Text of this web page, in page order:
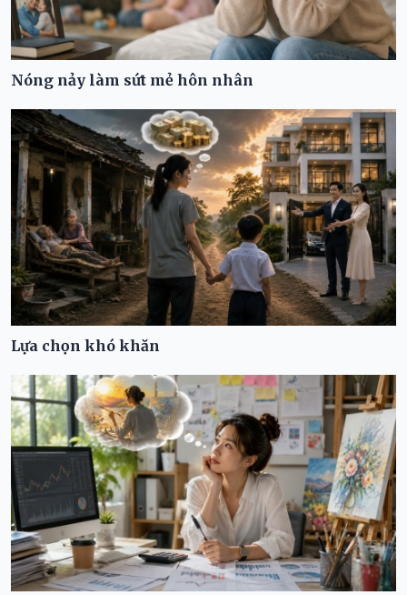
Nóng nảy làm sứt mẻ hôn nhân
Lựa chọn khó khăn